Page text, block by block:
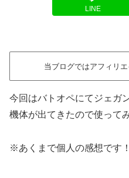
LINE
当ブログではアフィリ
今回はバトオペにてジェガ
機体が出てきたので使って
※あくまで個人の感想です！